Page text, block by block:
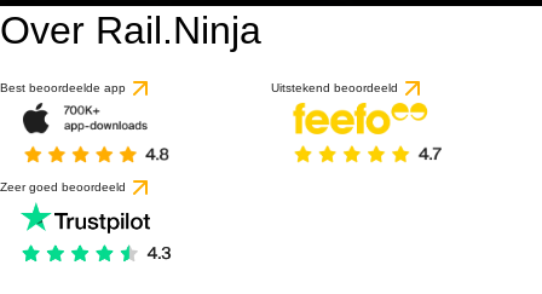
Over Rail.Ninja
Best beoordeelde app Uitstekend beoordeeld
Zeer goed beoordeeld